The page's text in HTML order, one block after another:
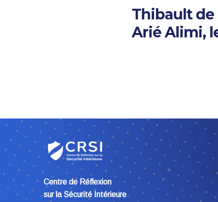
Thibault de
Arié Alimi,
Centre de Réflexion
sur la Sécurité Intérieure